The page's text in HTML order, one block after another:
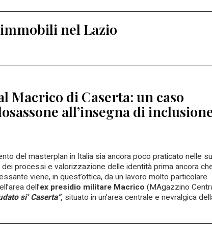
nel Lazio
Macrico di Caserta: un caso
all’insegna di
del masterplan in Italia sia ancora poco praticato nelle
processi e valorizzazione delle identità prima ancora
viene, in quest’ottica, da un lavoro molto particolare
dell’ex presidio militare Macrico (MAgazzino
si’ Caserta”, situato in un’area centrale e nevralgica